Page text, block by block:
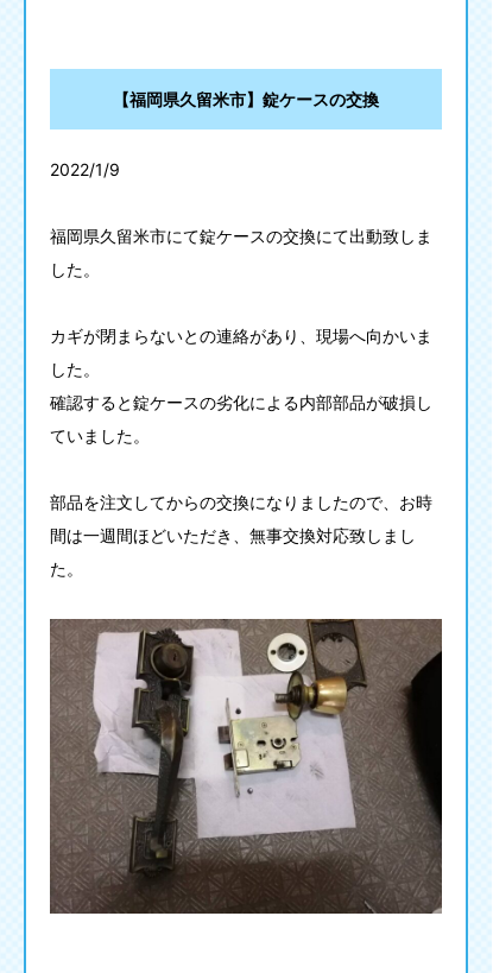
【福岡県久留米市】錠ケースの交換
2022/1/9
福岡県久留米市にて錠ケースの交換にて出動致しま
した。
カギが閉まらないとの連絡があり、現場へ向かいま
した。
確認すると錠ケースの劣化による内部部品が破損し
ていました。
部品を注文してからの交換になりましたので、お時
間は一週間ほどいただき、無事交換対応致しまし
た。